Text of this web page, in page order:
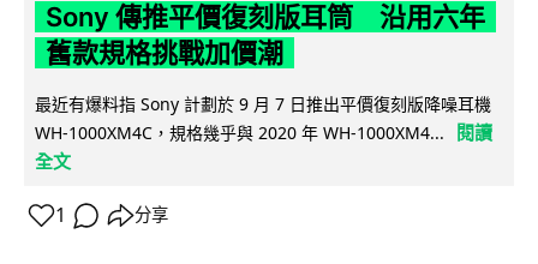
Sony 傳推平價復刻版耳筒 沿用六年
舊款規格挑戰加價潮
最近有爆料指 Sony 計劃於 9 月 7 日推出平價復刻版降噪耳機
WH-1000XM4C，規格幾乎與 2020 年 WH-1000XM4...
閱讀
全文
1 分享